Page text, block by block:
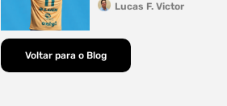
Lucas F. Victor
Voltar para o Blog